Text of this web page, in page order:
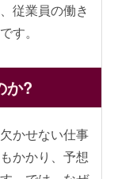
従業員の働き
す。
か?
かせない仕事
かかり、予想